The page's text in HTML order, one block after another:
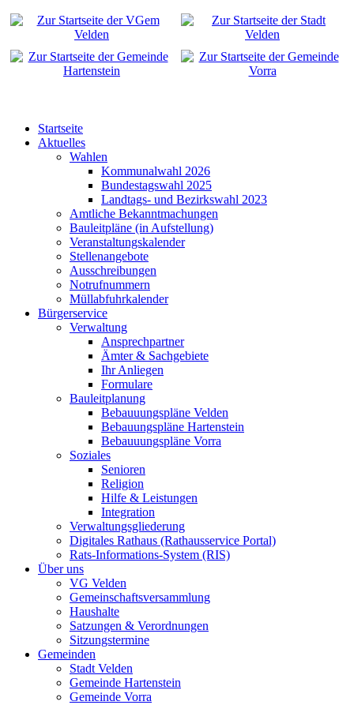
Startseite
Aktuelles
Wahlen
Kommunalwahl 2026
Bundestagswahl 2025
Landtags- und Bezirkswahl 2023
Amtliche Bekanntmachungen
Bauleitpläne (in Aufstellung)
Veranstaltungskalender
Stellenangebote
Ausschreibungen
Notrufnummern
Müllabfuhrkalender
Bürgerservice
Verwaltung
Ansprechpartner
Ämter & Sachgebiete
Ihr Anliegen
Formulare
Bauleitplanung
Bebauuungspläne Velden
Bebauungspläne Hartenstein
Bebauuungspläne Vorra
Soziales
Senioren
Religion
Hilfe & Leistungen
Integration
Verwaltungsgliederung
Digitales Rathaus (Rathausservice Portal)
Rats-Informations-System (RIS)
Über uns
VG Velden
Gemeinschaftsversammlung
Haushalte
Satzungen & Verordnungen
Sitzungstermine
Gemeinden
Stadt Velden
Gemeinde Hartenstein
Gemeinde Vorra